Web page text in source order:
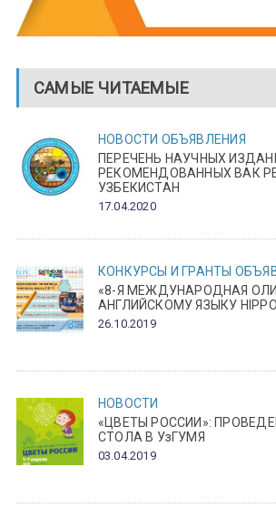
САМЫЕ ЧИТАЕМЫЕ
НОВОСТИ ОБЪЯВЛЕНИЯ
ПЕРЕЧЕНЬ НАУЧНЫХ
РЕКОМЕНДОВАННЫХ ВАК
УЗБЕКИСТАН
17.04.2020
КОНКУРСЫ И ГРАНТЫ
«8-Я МЕЖДУНАРОДНАЯ
АНГЛИЙСКОМУ ЯЗЫКУ
26.10.2019
НОВОСТИ
«ЦВЕТЫ РОССИИ»:
СТОЛА В УзГУМЯ
03.04.2019